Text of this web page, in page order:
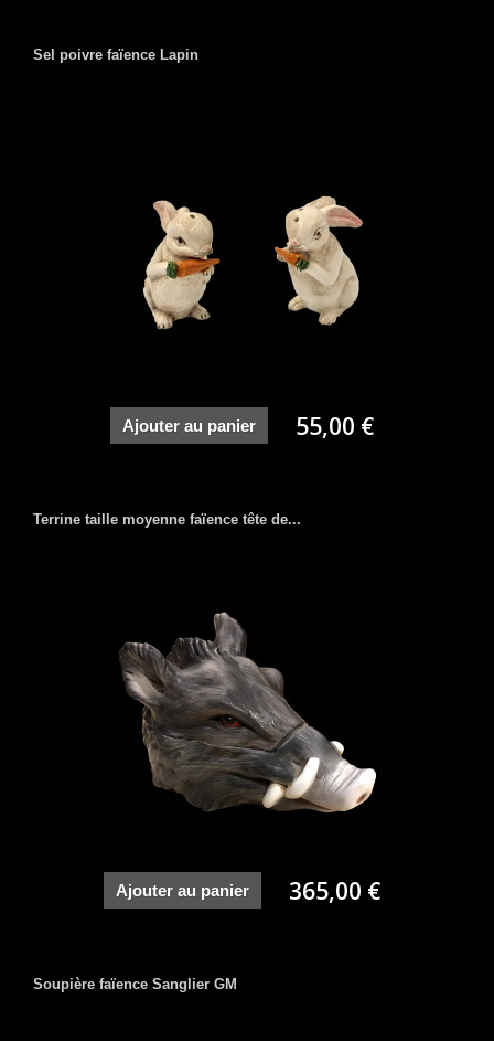
Sel poivre faïence Lapin
Ajouter au panier 55,00 €
Terrine taille moyenne faïence tête de...
Ajouter au panier 365,00 €
Soupière faïence Sanglier GM